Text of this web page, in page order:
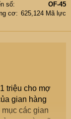
số
OF-45
cơ
625,124 Mã lực
triệu cho mợ
gian hàng
các gian